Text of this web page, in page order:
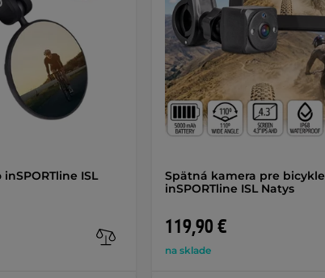
ISL
Spätná kamera pre bicykle
inSPORTline ISL Natys
119,90 €
na sklade